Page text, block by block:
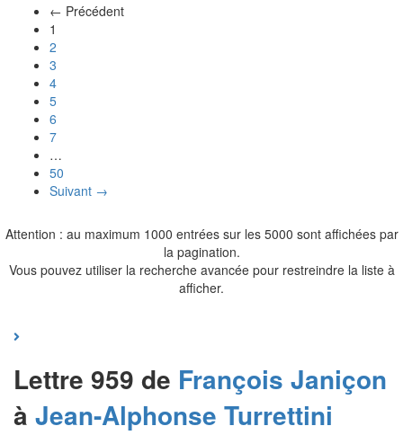
← Précédent
1
2
3
4
5
6
7
…
50
Suivant →
Attention : au maximum 1000 entrées sur les 5000 sont affichées par
la pagination.
Vous pouvez utiliser la recherche avancée pour restreindre la liste à
afficher.
Lettre 959 de François Janiçon
à Jean-Alphonse Turrettini